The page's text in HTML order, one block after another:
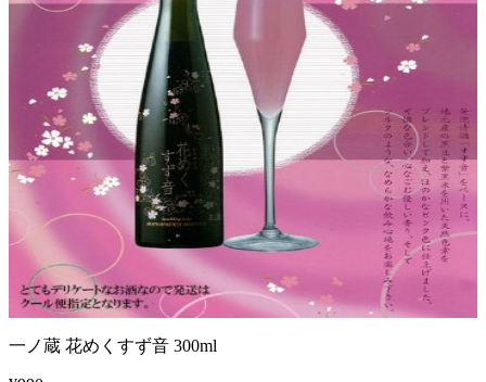
一ノ蔵 花めくすず音 300ml